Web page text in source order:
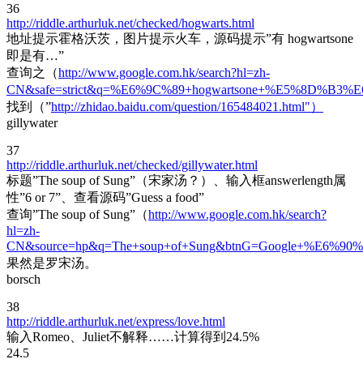
36
http://riddle.arthurluk.net/checked/hogwarts.html
地址提示霍格沃茨，图片提示火车，源码提示”有 hogwartsone
即是有…”
查询之（http://www.google.com.hk/search?hl=zh-
找到（”http://zhidao.baidu.com/question/165484021.html"）
gillywater
37
http://riddle.arthurluk.net/checked/gillywater.html
标题”The soup of Sung”（宋家汤？）、输入框answerlength属
性”6 or 7”、查看源码”Guess a food”
查询”The soup of Sung”（http://www.google.com.hk/search?
hl=zh-
果然是罗宋汤。
borsch
38
http://riddle.arthurluk.net/express/love.html
输入Romeo、Juliet不解释……计算得到24.5%
24.5